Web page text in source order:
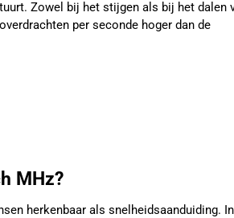
Zowel bij het stijgen als bij het dalen
per seconde hoger dan de
MHz?
herkenbaar als snelheidsaanduiding.